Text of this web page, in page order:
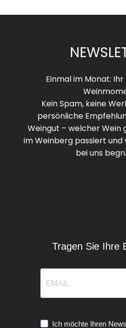
Einmal im Monat:
Kein Spam, keine
persönliche
Weingut – welcher Wein
im Weinberg passiert und
bei uns
Tragen Sie Ihre
Ich möchte Ihren